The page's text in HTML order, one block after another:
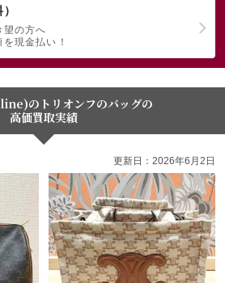
望の方へ
現金払い！
のトリオンフのバッグの
高価買取実績
更新日：2026年6月2日